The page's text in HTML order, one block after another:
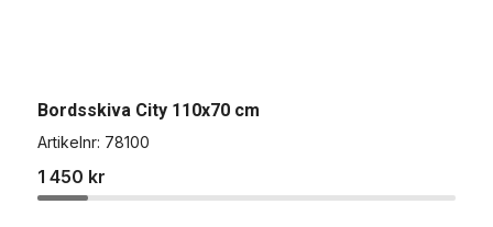
Bordsskiva City 110x70 cm
Artikelnr: 78100
1 450 kr